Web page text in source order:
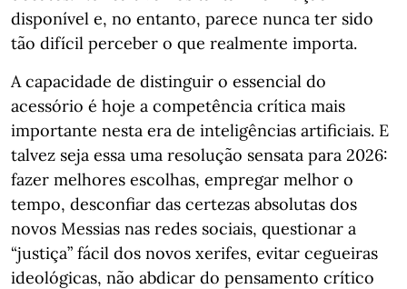
disponível e, no entanto, parece nunca ter sido
tão difícil perceber o que realmente importa.
A capacidade de distinguir o essencial do
acessório é hoje a competência crítica mais
importante nesta era de inteligências artificiais. E
talvez seja essa uma resolução sensata para 2026:
fazer melhores escolhas, empregar melhor o
tempo, desconfiar das certezas absolutas dos
novos Messias nas redes sociais, questionar a
“justiça” fácil dos novos xerifes, evitar cegueiras
ideológicas, não abdicar do pensamento crítico